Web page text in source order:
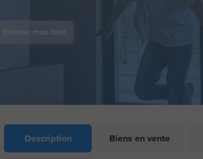
Estimer mon bien
Description Biens en vente